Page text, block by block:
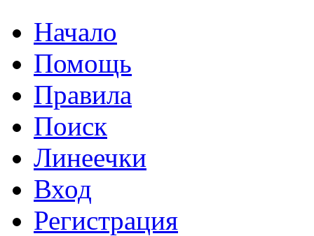
Начало
Помощь
Правила
Поиск
Линеечки
Вход
Регистрация